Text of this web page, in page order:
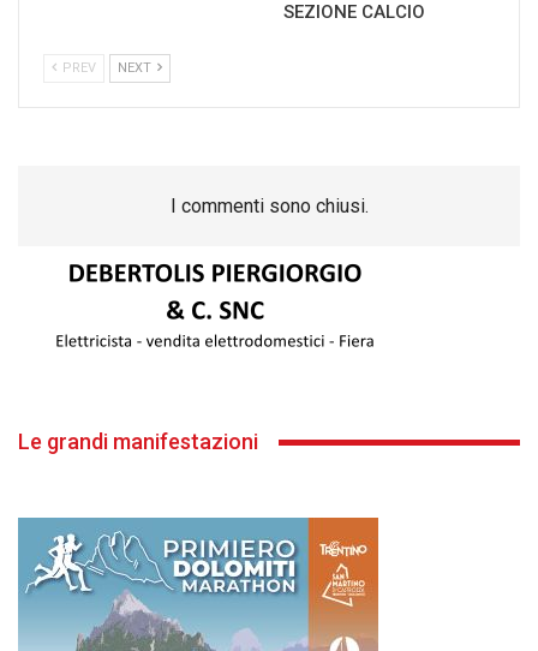
SEZIONE CALCIO
PREV NEXT
I commenti sono chiusi.
Le grandi manifestazioni